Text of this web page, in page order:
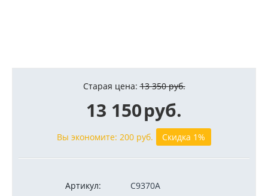
Старая цена: 13 350 руб.
13 150руб.
Вы экономите: 200 руб. Скидка 1%
Артикул:
C9370A